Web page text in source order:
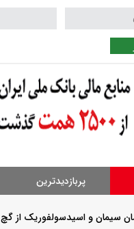
پربازدیدترین
سیمان و اسیدسولفوریک از گچ